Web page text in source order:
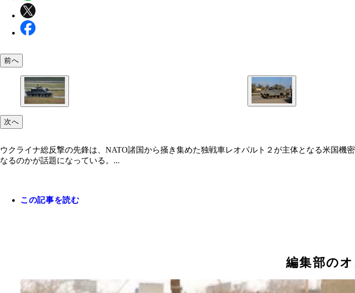
前へ
次へ
ウクライナ総反撃の先鋒は、NATO諸国から掻き集めた独戦車レオパルト２が主体となる米国
なるのかが話題になっている。...
この記事を読む
編集部の